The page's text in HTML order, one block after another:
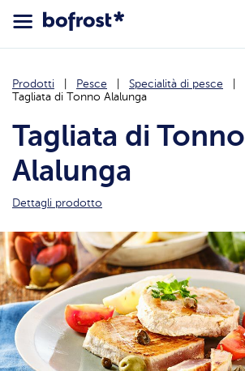
Prodotti Pesce
Specialità di pesce
Tagliata di Tonno Alalunga
Tagliata di Tonno
Alalunga
Dettagli prodotto